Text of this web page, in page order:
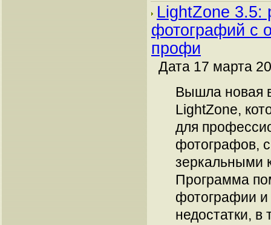
LightZone 3.5:
фотографий с
профи
Дата 17 марта
Вышла новая
LightZone,
для
фотографов,
зеркальными
Программа
фотографии и
недостатки, в